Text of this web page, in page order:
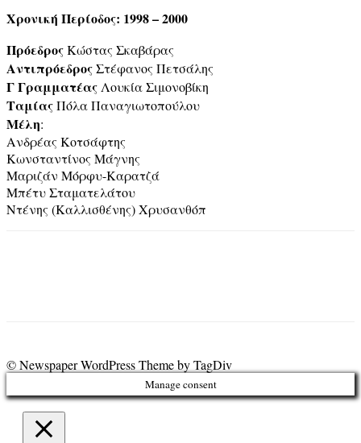
Χρονική Περίοδος: 1998 – 2000
ΠρόεδροςΚώστας Σκαβάρας
ΑντιπρόεδροςΣτέφανος Πετσάλης
Γ Γραμματέας Λουκία Σιμονοβίκη
ΤαμίαςΠόλα Παναγιωτοπούλου
Μέλη:
Ανδρέας Κοτσάφτης
Κωνσταντίνος Μάγνης
Μαριζάν Μόρφυ-Καρατζά
Μπέτυ Σταματελάτου
Ντένης (Καλλισθένης) Χρυσανθόπ
© Newspaper WordPress Theme by TagDiv
Manage consent